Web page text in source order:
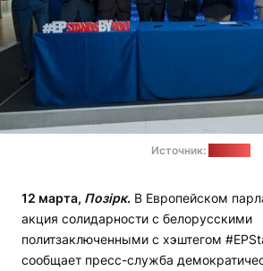
Источник:
12 марта, Позірк. В Европейском
акция солидарности с белорусскими
политзаключенными с хэштегом
сообщает пресс-служба